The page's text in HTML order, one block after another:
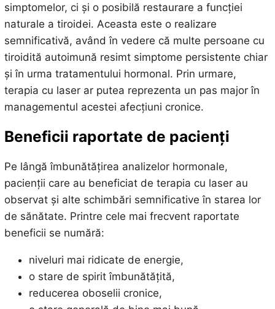
simptomelor, ci și o posibilă restaurare a funcției
naturale a tiroidei. Aceasta este o realizare
semnificativă, având în vedere că multe persoane cu
tiroidită autoimună resimt simptome persistente chiar
și în urma tratamentului hormonal. Prin urmare,
terapia cu laser ar putea reprezenta un pas major în
managementul acestei afecțiuni cronice.
Beneficii raportate de pacienți
Pe lângă îmbunătățirea analizelor hormonale,
pacienții care au beneficiat de terapia cu laser au
observat și alte schimbări semnificative în starea lor
de sănătate. Printre cele mai frecvent raportate
beneficii se numără:
niveluri mai ridicate de energie,
o stare de spirit îmbunătățită,
reducerea oboselii cronice,